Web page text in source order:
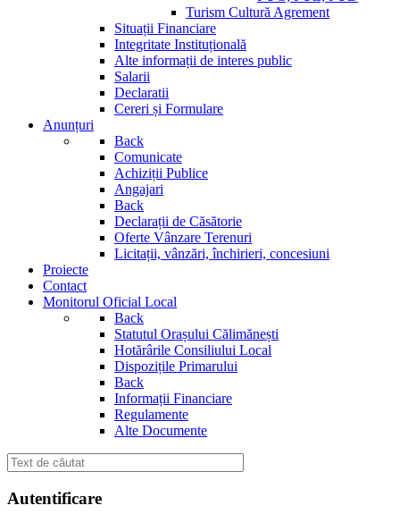
Turism Cultură Agrement
Situații Financiare
Integritate Instituțională
Alte informații de interes public
Salarii
Declaratii
Cereri și Formulare
Anunțuri
Back
Comunicate
Achiziții Publice
Angajari
Back
Declarații de Căsătorie
Oferte Vânzare Terenuri
Licitații, vânzări, închirieri, concesiuni
Proiecte
Contact
Monitorul Oficial Local
Back
Statutul Orașului Călimănești
Hotărârile Consiliului Local
Dispozițile Primarului
Back
Informații Financiare
Regulamente
Alte Documente
Autentificare